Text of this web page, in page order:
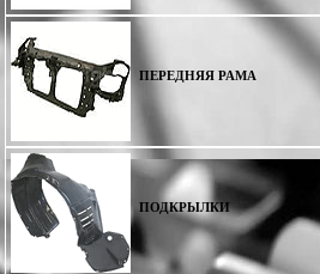
ПЕРЕДНЯЯ РАМА
ПОДКРЫЛКИ